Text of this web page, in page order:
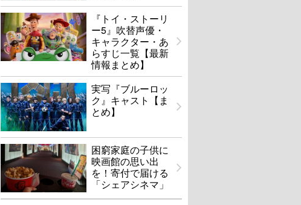
『トイ・ストーリ
ー5』吹替声優・
キャラクター・あ
らすじ一覧【最新
情報まとめ】
実写『ブルーロッ
ク』キャスト【ま
とめ】
困窮家庭の子供に
映画館の思い出
を！寄付で届ける
「シェアシネマ」